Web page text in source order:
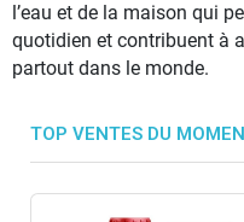
l’eau et de la maison qui
quotidien et contribuent à
partout dans le monde.
TOP VENTES DU